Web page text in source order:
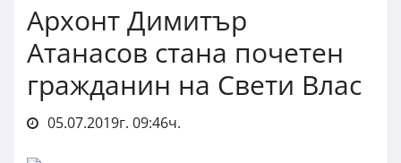
Архонт Димитър
Атанасов стана почетен
гражданин на Свети Влас
05.07.2019г. 09:46ч.